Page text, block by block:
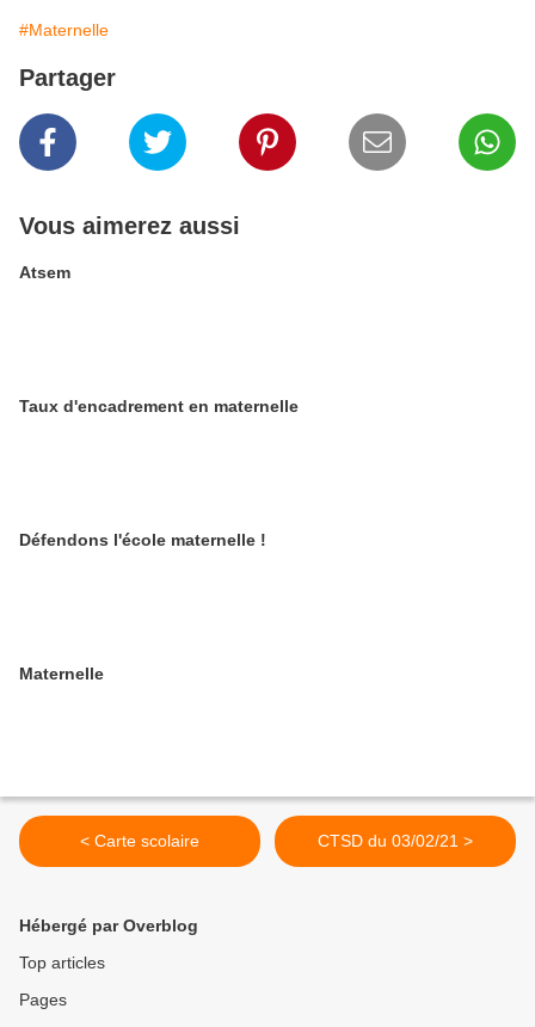
#Maternelle
Partager
Vous aimerez aussi
Atsem
Taux d'encadrement en maternelle
Défendons l'école maternelle !
Maternelle
< Carte scolaire CTSD du 03/02/21 >
Hébergé par Overblog
Top articles
Pages